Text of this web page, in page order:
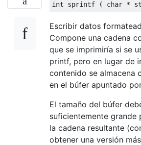
int sprintf ( char *
Escribir datos
Compone una cadena
que se imprimiría si se
printf, pero en lugar de
contenido se almacena
en el búfer apuntado
El tamaño del búfer
suficientemente grande
la cadena resultante
obtener una versión